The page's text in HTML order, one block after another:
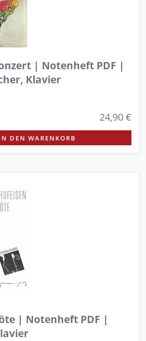
| Notenheft PDF |
Klavier
24,90 €
DEN WARENKORB
| Notenheft PDF |